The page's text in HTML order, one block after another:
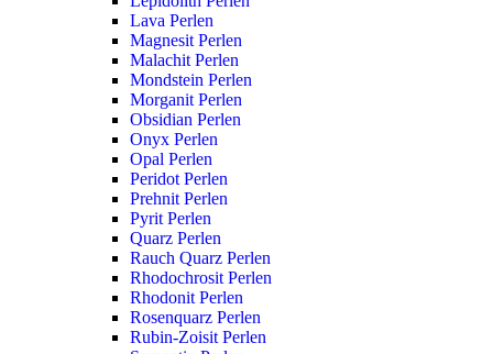
Lava Perlen
Magnesit Perlen
Malachit Perlen
Mondstein Perlen
Morganit Perlen
Obsidian Perlen
Onyx Perlen
Opal Perlen
Peridot Perlen
Prehnit Perlen
Pyrit Perlen
Quarz Perlen
Rauch Quarz Perlen
Rhodochrosit Perlen
Rhodonit Perlen
Rosenquarz Perlen
Rubin-Zoisit Perlen